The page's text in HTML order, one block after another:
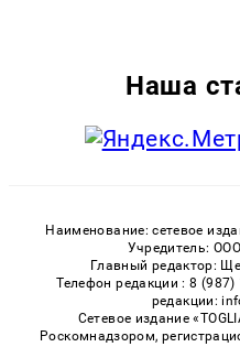
Наша
Наименование: сетевое
Учредитель:
Главный редактор:
Телефон редакции : 8
редакции:
Сетевое издание
Роскомнадзором,